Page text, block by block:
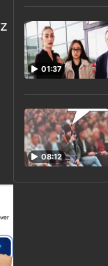
01:37
08:12